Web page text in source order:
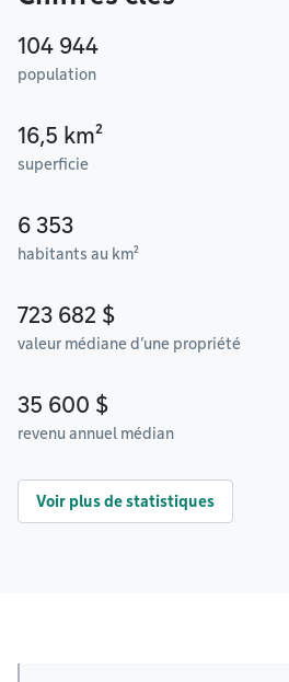
104 944
population
16,5 km²
superficie
6 353
habitants au km²
723 682 $
valeur médiane d’une propriété
35 600 $
revenu annuel médian
Voir plus de statistiques